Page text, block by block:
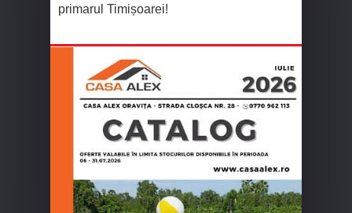
primarul Timișoarei!